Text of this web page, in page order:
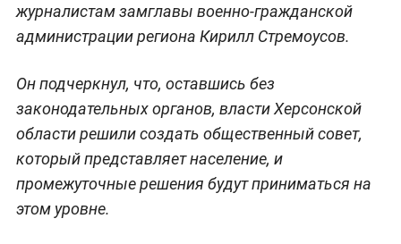
журналистам замглавы военно-гражданской
администрации региона Кирилл Стремоусов.
Он подчеркнул, что, оставшись без
законодательных органов, власти Херсонской
области решили создать общественный совет,
который представляет население, и
промежуточные решения будут приниматься на
этом уровне.